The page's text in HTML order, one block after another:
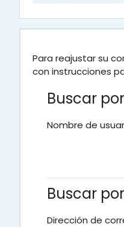
Para reajustar su
con instrucciones
Buscar
Nombre de
Buscar
Dirección de